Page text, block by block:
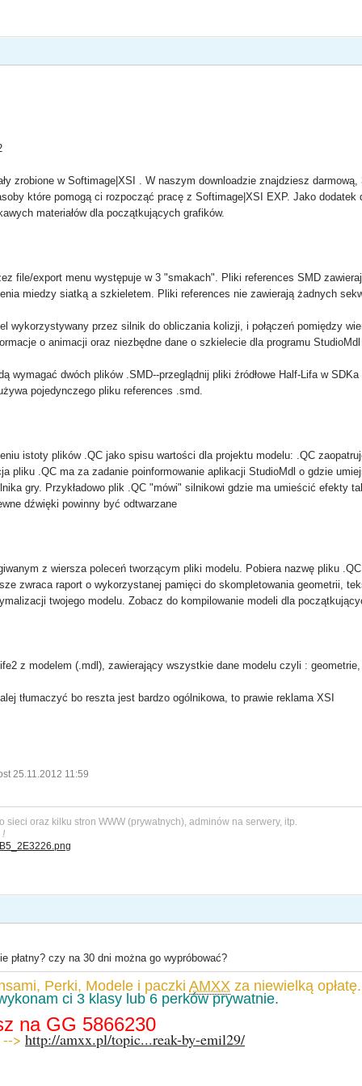
zrobione w Softimage|XSI . W naszym downloadzie znajdziesz
które pomogą ci rozpocząć pracę z Softimage|XSI EXP. Jako
materiałów dla początkujących grafików.
file/export menu występuje w 3 "smakach". Pliki references SMD
miedzy siatką a szkieletem. Pliki references nie zawierają żadnych
wykorzystywany przez silnik do obliczania kolizji, i połączeń pomiędzy
o animacji oraz niezbędne dane o szkielecie dla programu
wymagać dwóch plików .SMD--przeglądnij pliki źródłowe Half-Lifa w
pojedynczego pliku references .smd.
istoty plików .QC jako spisu wartości dla projektu modelu: .QC
pliku .QC ma za zadanie poinformowanie aplikacji StudioMdl o gdzie
gry. Przykładowo plik .QC "mówi" silnikowi gdzie ma umieścić efekty
dźwięki powinny być odtwarzane
z wiersza poleceń tworzącym pliki modelu. Pobiera nazwę pliku
zwraca raport o wykorzystanej pamięci do skompletowania geometrii,
twojego modelu. Zobacz do kompilowanie modeli dla
z modelem (.mdl), zawierający wszystkie dane modelu czyli :
tłumaczyć bo reszta jest bardzo ogólnikowa, to prawie reklama XSI
25.11.2012 11:59
oraz kilku stron WWW (prywatnych), adminów na serwery, itp.
!
płatny? czy na 30 dni można go wypróbować?
Perki, Modele i paczkiAMXX za niewielką opłatę.
ci 3 klasy lub 6 perków prywatnie.
na GG 5866230
-->http://amxx.pl/topic...reak-by-emil29/